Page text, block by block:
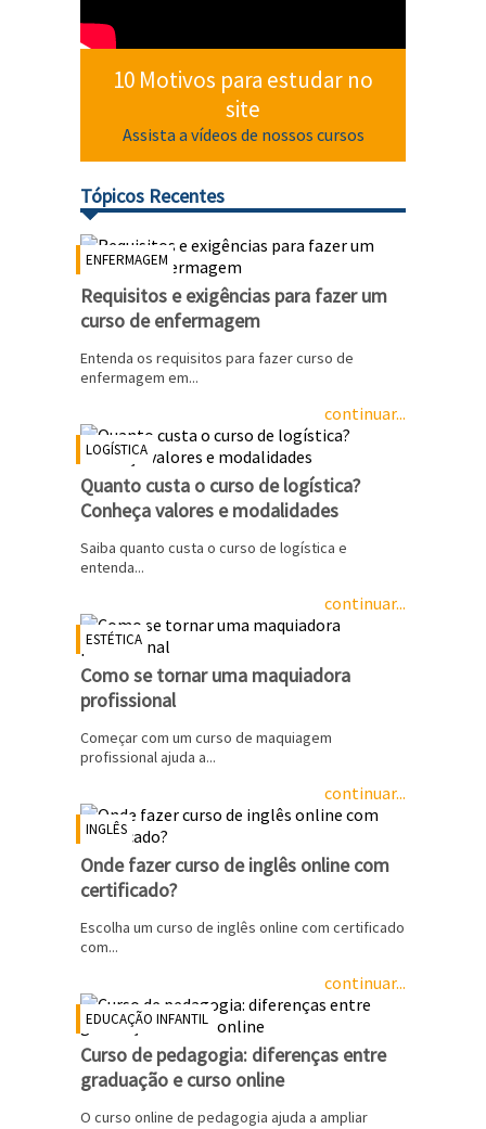
10 Motivos para estudar no
site
Assista a vídeos de nossos cursos
Tópicos Recentes
ENFERMAGEM
Requisitos e exigências para fazer um
curso de enfermagem
Entenda os requisitos para fazer curso de
enfermagem em...
continuar...
LOGÍSTICA
Quanto custa o curso de logística?
Conheça valores e modalidades
Saiba quanto custa o curso de logística e
entenda...
continuar...
ESTÉTICA
Como se tornar uma maquiadora
profissional
Começar com um curso de maquiagem
profissional ajuda a...
continuar...
INGLÊS
Onde fazer curso de inglês online com
certificado?
Escolha um curso de inglês online com certificado
com...
continuar...
EDUCAÇÃO INFANTIL
Curso de pedagogia: diferenças entre
graduação e curso online
O curso online de pedagogia ajuda a ampliar